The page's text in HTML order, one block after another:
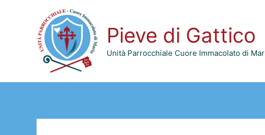
contenuto
Pieve di Gattico
Unità Parrocchiale Cuore Immacolato di